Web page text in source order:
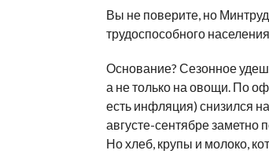
Вы не поверите, но
трудоспособного
Основание? Сезонное
а не только на овощи. По
есть инфляция) снизился
августе-сентябре заметно
Но хлеб, крупы и молоко,